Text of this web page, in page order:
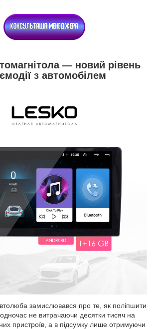
— новий рівень
з автомобілем
замислювався про те, як поліпшити
не витрачаючи десятки тисяч на
пристроїв, а в підсумку лише отримуючи